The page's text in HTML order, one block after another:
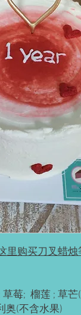
里购买刀叉蜡烛
莓; 榴莲 ; 草芒
奥(不含水果)